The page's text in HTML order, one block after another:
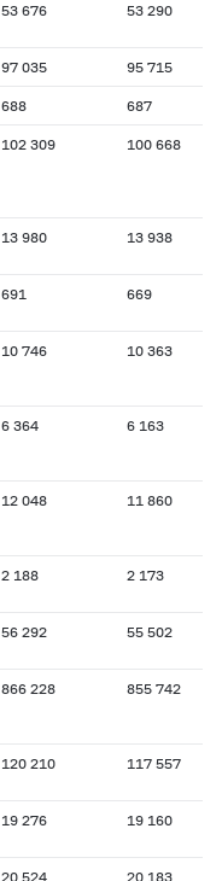
53 676 53 290
97 035 95 715
688 687
102 309 100 668
13 980 13 938
691 669
10 746 10 363
6 364 6 163
12 048 11 860
2 188 2 173
56 292 55 502
866 228 855 742
120 210 117 557
19 276 19 160
20 524 20 183